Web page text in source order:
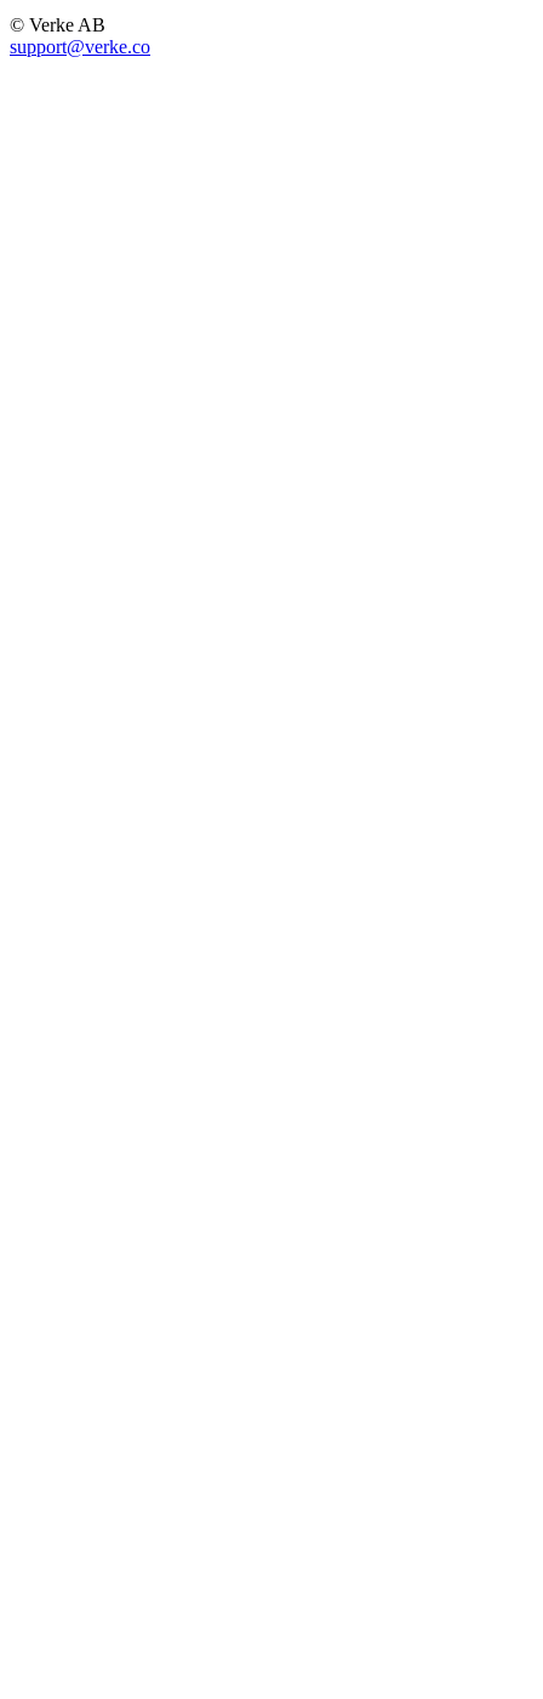
© Verke AB
support@verke.co